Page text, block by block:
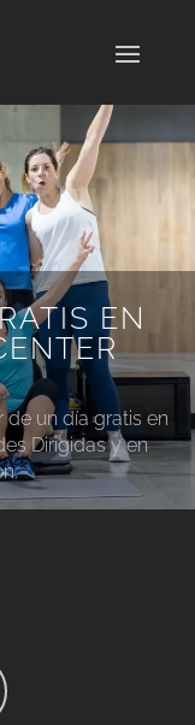
EN
un día gratis en
Dirigidas y en